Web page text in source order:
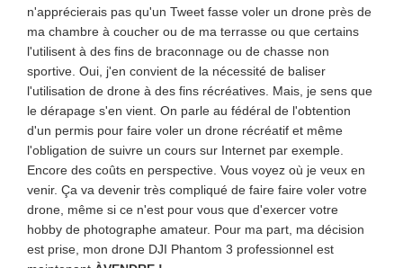
n'apprécierais pas qu'un Tweet fasse voler un drone près de
ma chambre à coucher ou de ma terrasse ou que certains
l'utilisent à des fins de braconnage ou de chasse non
sportive. Oui, j'en convient de la nécessité de baliser
l'utilisation de drone à des fins récréatives. Mais, je sens que
le dérapage s'en vient. On parle au fédéral de l'obtention
d'un permis pour faire voler un drone récréatif et même
l'obligation de suivre un cours sur Internet par exemple.
Encore des coûts en perspective. Vous voyez où je veux en
venir. Ça va devenir très compliqué de faire faire voler votre
drone, même si ce n'est pour vous que d'exercer votre
hobby de photographe amateur. Pour ma part, ma décision
est prise, mon drone DJI Phantom 3 professionnel est